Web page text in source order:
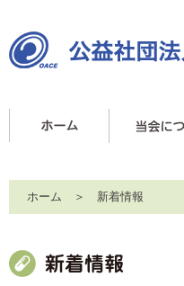
ホーム ＞ 新着情報